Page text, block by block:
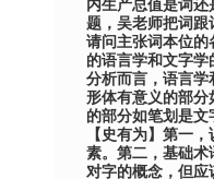
内生产总值是词
题， 吴老师把词跟
请问主张词本位的
的语言学和文字
分析而言，语言学
形体有意义的部分
的部分如笔划是文
【史有为】第一
素。第二，基础术
对字的概念，但应